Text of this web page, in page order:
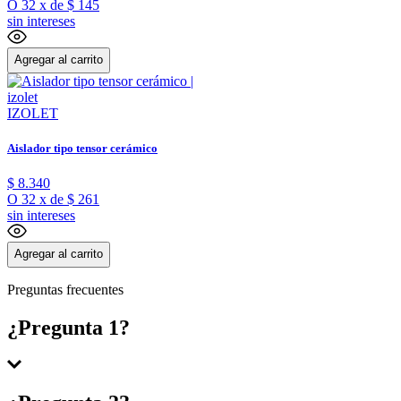
O 32 x de $ 145
sin intereses
Agregar al carrito
IZOLET
Aislador tipo tensor cerámico
$ 8.340
O 32 x de $ 261
sin intereses
Agregar al carrito
Preguntas frecuentes
¿Pregunta 1?
Respuesta 1